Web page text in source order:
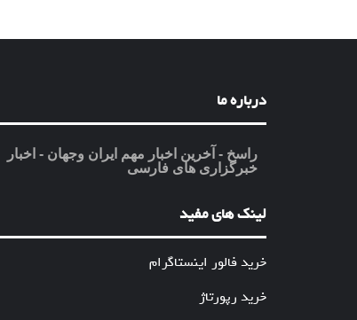
درباره ما
راسخ - آخرین اخبار مهم ایران وجهان - اخبار
خبرگزاری های فارسی
لینک های مفید
خرید فالور اینستاگرام
خرید رپورتاژ